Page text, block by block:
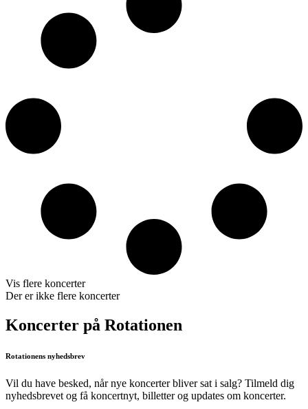
Vis flere koncerter
Der er ikke flere koncerter
Koncerter på Rotationen
Rotationens nyhedsbrev
Vil du have besked, når nye koncerter bliver sat i salg? Tilmeld dig
nyhedsbrevet og få koncertnyt, billetter og updates om koncerter.